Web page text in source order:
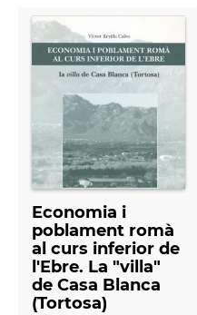
Economia i
poblament romà
al curs inferior de
l'Ebre. La "villa"
de Casa Blanca
(Tortosa)